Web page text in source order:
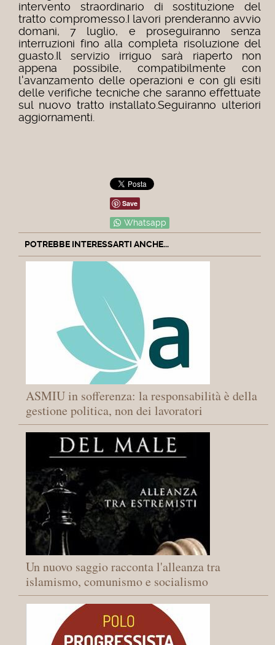
intervento straordinario di sostituzione del
tratto compromesso.I lavori prenderanno avvio
domani, 7 luglio, e proseguiranno senza
interruzioni fino alla completa risoluzione del
guasto.Il servizio irriguo sarà riaperto non
appena possibile, compatibilmente con
l'avanzamento delle operazioni e con gli esiti
delle verifiche tecniche che saranno effettuate
sul nuovo tratto installato.Seguiranno ulteriori
aggiornamenti.
Save
Whatsapp
POTREBBE INTERESSARTI ANCHE...
ASMIU in sofferenza: la responsabilità è della
gestione politica, non dei lavoratori
Un nuovo saggio racconta l'alleanza tra
islamismo, comunismo e socialismo